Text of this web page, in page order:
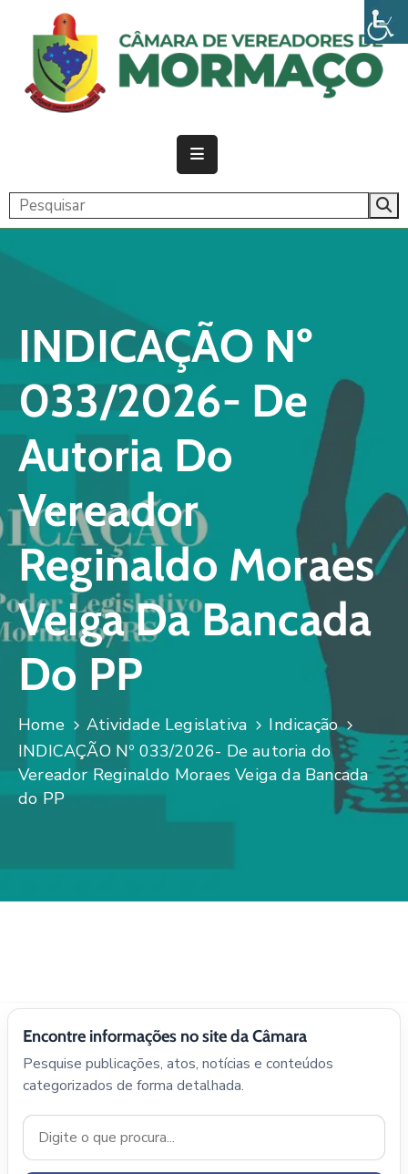
PÁGINA
INICIAL
LEGISLATIVA
CONTATO
INDICAÇÃO Nº
033/2026- De
Autoria Do
Vereador
Reginaldo Moraes
Veiga Da Bancada
Do PP
Home Atividade Legislativa
Indicação
INDICAÇÃO Nº 033/2026- De autoria do
Vereador Reginaldo Moraes Veiga da Bancada
do PP
Encontre informações no site da Câmara
Pesquise publicações, atos, notícias e conteúdos
categorizados de forma detalhada.